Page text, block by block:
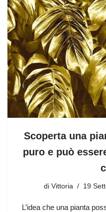
Scoperta una
puro e può
di Vittoria 19
L’idea che una pianta